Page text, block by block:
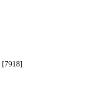
[7918]